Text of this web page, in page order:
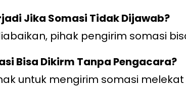
Jika Somasi Tidak Dijawab?
pihak pengirim somasi
Bisa Dikirm Tanpa Pengacara?
untuk mengirim somasi